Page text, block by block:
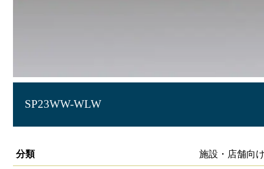
SP23WW-WLW
分類
施設・店舗向